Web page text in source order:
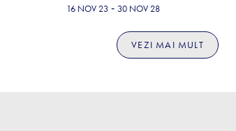
16 NOV 23 - 30 NOV 28
VEZI MAI MULT